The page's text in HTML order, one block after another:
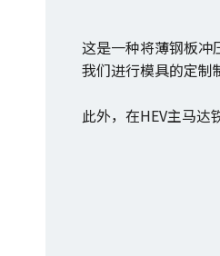
这是一种将薄钢板冲
我们进行模具的定制
此外，在HEV主马达